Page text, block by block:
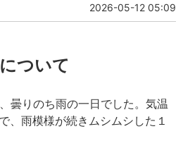
2026-05-12 05:09
ついて
曇りのち雨の一日でした。気温
で、雨模様が続きムシムシした１